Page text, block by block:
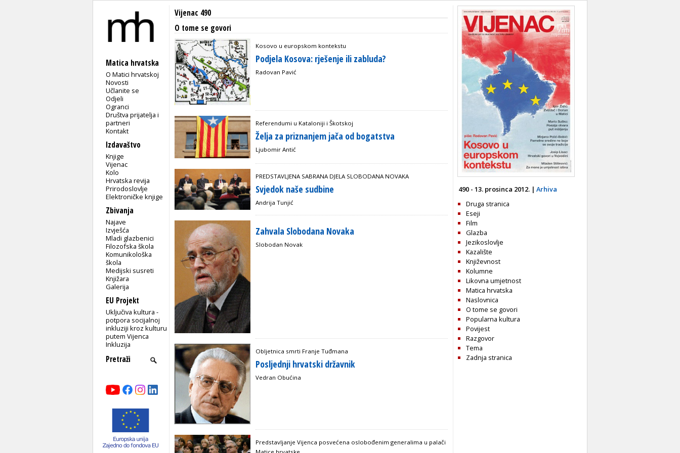
Matica hrvatska
O Matici hrvatskoj
Novosti
Učlanite se
Odjeli
Ogranci
Društva prijatelja i
partneri
Kontakt
Izdavaštvo
Knjige
Vijenac
Kolo
Hrvatska revija
Prirodoslovlje
Elektroničke knjige
Zbivanja
Najave
Izvješća
Mladi glazbenici
Filozofska škola
Komunikološka
škola
Medijski susreti
Knjižara
Galerija
EU Projekt
Uključiva kultura -
potpora socijalnoj
inkluziji kroz kulturu
putem Vijenca
Inkluzija
Vijenac 490
O tome se govori
Kosovo u europskom kontekstu
Podjela Kosova: rješenje ili zabluda?
Radovan Pavić
Referendumi u Kataloniji i Škotskoj
Želja za priznanjem jača od bogatstva
Ljubomir Antić
PREDSTAVLJENA SABRANA DJELA SLOBODANA NOVAKA
Svjedok naše sudbine
Andrija Tunjić
Zahvala Slobodana Novaka
Slobodan Novak
Obljetnica smrti Franje Tuđmana
Posljednji hrvatski državnik
Vedran Obućina
Predstavljanje Vijenca posvećena oslobođenim generalima u palači
490 - 13. prosinca 2012. | Arhiva
Druga stranica
Eseji
Film
Glazba
Jezikoslovlje
Kazalište
Književnost
Kolumne
Likovna umjetnost
Matica hrvatska
Naslovnica
O tome se govori
Popularna kultura
Povijest
Razgovor
Tema
Zadnja stranica